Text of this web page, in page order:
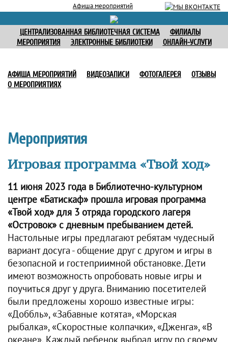
Афиша мероприятий
ЦЕНТРАЛИЗОВАННАЯ БИБЛИОТЕЧНАЯ СИСТЕМА
ФИЛИАЛЫ
МЕРОПРИЯТИЯ
ЭЛЕКТРОННЫЕ БИБЛИОТЕКИ ОНЛАЙН-УСЛУГИ
АФИША МЕРОПРИЯТИЙ ВИДЕОЗАПИСИ ФОТОГАЛЕРЕЯ
ОТЗЫВЫ
О МЕРОПРИЯТИЯХ
Мероприятия
Игровая программа «Твой ход»
11 июня 2023 года в Библиотечно-культурном
центре «Батискаф» прошла игровая программа
«Твой ход» для 3 отряда городского лагеря
«Островок» с дневным пребыванием детей.
Настольные игры предлагают ребятам чудесный
вариант досуга - общение друг с другом и игры в
безопасной и гостеприимной обстановке. Дети
имеют возможность опробовать новые игры и
поучиться друг у друга. Вниманию посетителей
были предложены хорошо известные игры:
«Доббль», «Забавные котята», «Морская
рыбалка», «Скоростные колпачки», «Дженга», «В
океане». Каждый ребенок выбрал игру по своему